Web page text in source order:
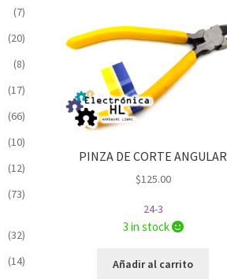
PINZA DE CORTE ANGULAR
$125.00
24-3
3 in stock
Añadir al carrito
(7)
(20)
(8)
(17)
(66)
(10)
(12)
(73)
(32)
(14)